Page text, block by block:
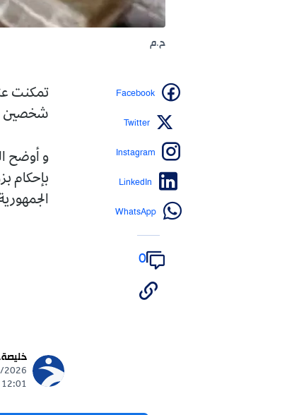
ح.م
شخصين
و أوضح
بإحكام
Facebook
Twitter
Instagram
LinkedIn
WhatsApp
0
12:01